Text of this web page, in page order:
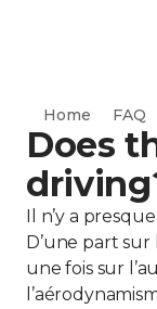
Home FAQ
Does
Il n’y a
D’une part
une fois sur